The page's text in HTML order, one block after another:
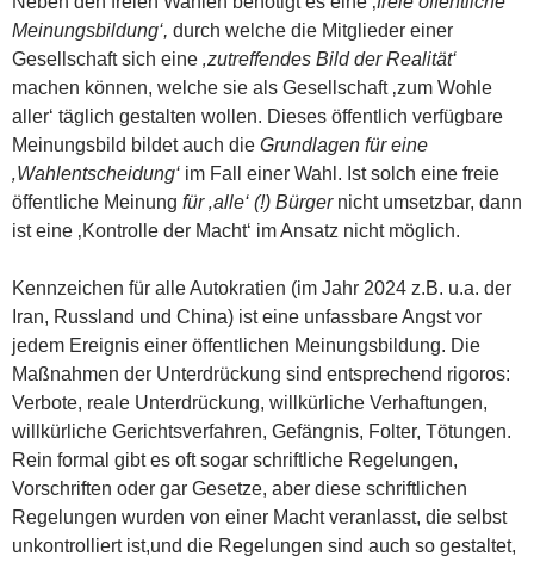
Meinungsbildung‘, durch welche die Mitglieder einer
Gesellschaft sich eine ‚zutreffendes Bild der Realität‘
machen können, welche sie als Gesellschaft ‚zum Wohle
aller‘ täglich gestalten wollen. Dieses öffentlich verfügbare
Meinungsbild bildet auch die Grundlagen für eine
‚Wahlentscheidung‘ im Fall einer Wahl. Ist solch eine freie
öffentliche Meinung für ‚alle‘ (!) Bürger nicht umsetzbar, dann
ist eine ‚Kontrolle der Macht‘ im Ansatz nicht möglich.
Kennzeichen für alle Autokratien (im Jahr 2024 z.B. u.a. der
Iran, Russland und China) ist eine unfassbare Angst vor
jedem Ereignis einer öffentlichen Meinungsbildung. Die
Maßnahmen der Unterdrückung sind entsprechend rigoros:
Verbote, reale Unterdrückung, willkürliche Verhaftungen,
willkürliche Gerichtsverfahren, Gefängnis, Folter, Tötungen.
Rein formal gibt es oft sogar schriftliche Regelungen,
Vorschriften oder gar Gesetze, aber diese schriftlichen
Regelungen wurden von einer Macht veranlasst, die selbst
unkontrolliert ist,und die Regelungen sind auch so gestaltet,